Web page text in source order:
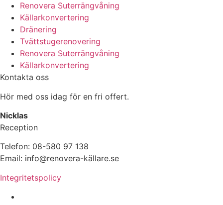
Renovera Suterrängvåning
Källarkonvertering
Dränering
Tvättstugerenovering
Renovera Suterrängvåning
Källarkonvertering
Kontakta oss
Hör med oss idag för en fri offert.
Nicklas
Reception
Telefon: 08-580 97 138
Email: info@renovera-källare.se
Integritetspolicy